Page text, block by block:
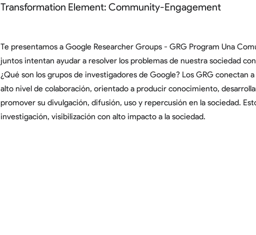
Transformation Element: Community-Engagement
Te presentamos a Google Researcher Groups - GRG Program Una
juntos intentan ayudar a resolver los problemas de nuestra sociedad
¿Qué son los grupos de investigadores de Google? Los GRG conectan
alto nivel de colaboración, orientado a producir conocimiento,
promover su divulgación, difusión, uso y repercusión en la sociedad.
investigación, visibilización con alto impacto a la sociedad.